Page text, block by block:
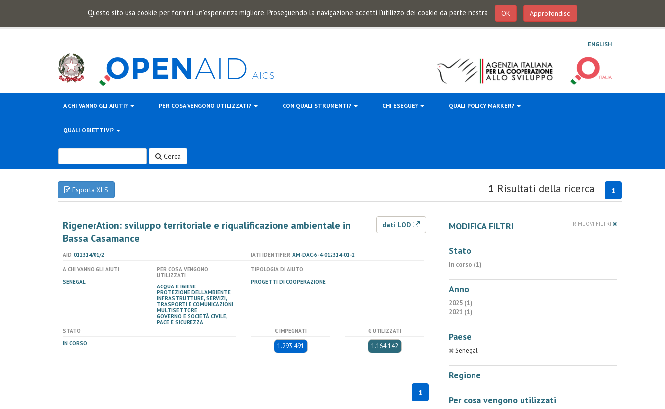
Questo sito usa cookie per fornirti un'esperienza migliore. Proseguendo la navigazione accetti l'utilizzo dei cookie da parte nostra OK Approfondisci
ENGLISH
A CHI VANNO GLI AIUTI? PER COSA VENGONO UTILIZZATI? CON QUALI STRUMENTI? CHI ESEGUE? QUALI POLICY MARKER?
QUALI OBIETTIVI?
Cerca
Esporta XLS 1
1 Risultati della ricerca
RigenerAtion: sviluppo territoriale e riqualificazione ambientale in
Bassa Casamance
dati LOD
AID 012314/01/2 IATI IDENTIFIER XM-DAC-6-4-012314-01-2
A CHI VANNO GLI AIUTI
SENEGAL
PER COSA VENGONO
UTILIZZATI
ACQUA E IGIENE
PROTEZIONE DELL'AMBIENTE
INFRASTRUTTURE, SERVIZI,
TRASPORTI E COMUNICAZIONI
MULTISETTORE
GOVERNO E SOCIETÀ CIVILE,
PACE E SICUREZZA
TIPOLOGIA DI AIUTO
PROGETTI DI COOPERAZIONE
STATO
IN CORSO
€ IMPEGNATI
1.293.491
€ UTILIZZATI
1.164.142
1
MODIFICA FILTRI RIMUOVI FILTRI
Stato
In corso (1)
Anno
2025 (1)
2021 (1)
Paese
Senegal
Regione
Per cosa vengono utilizzati